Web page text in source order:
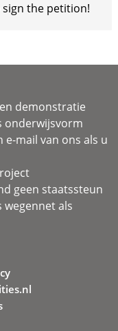
the petition!
demonstratie
onderwijsvorm
e-mail van ons als u
geen staatssteun
wegennet als